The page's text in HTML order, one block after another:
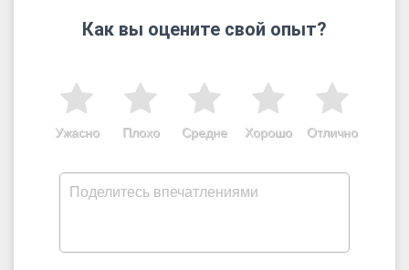
Как вы оцените свой опыт?
Отлично
Хорошо
Средне
Плохо
Ужасно